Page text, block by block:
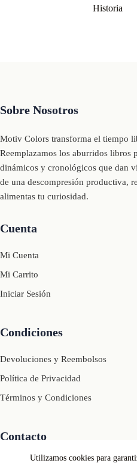
Utilizamos cookies para
Historia
Sobre Nosotros
Motiv Colors transforma el tiempo
Reemplazamos los aburridos libros
dinámicos y cronológicos que dan
de una descompresión productiva,
alimentas tu curiosidad.
Cuenta
Mi Cuenta
Mi Carrito
Iniciar Sesión
Condiciones
Devoluciones y Reembolsos
Política de Privacidad
Términos y Condiciones
Contacto